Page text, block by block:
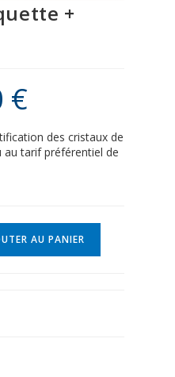
+
€
des cristaux de
au tarif préférentiel de
AU PANIER